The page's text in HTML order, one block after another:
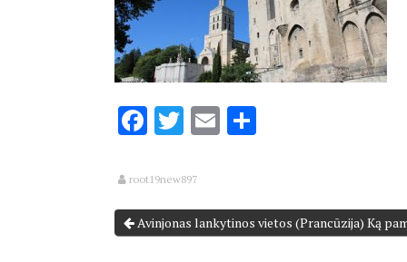
Facebook
Twitter
Email
root19new897
Avinjonas lankytinos vietos (Prancūzija) Ką